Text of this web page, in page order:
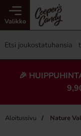
Valikko
🎉
Aloitussivu Nature